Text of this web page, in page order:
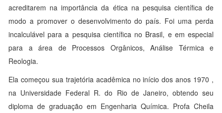
acreditarem na importância da ética na pesquisa científica de
modo a promover o desenvolvimento do país. Foi uma perda
incalculável para a pesquisa científica no Brasil, e em especial
para a área de Processos Orgânicos, Análise Térmica e
Reologia.
Ela começou sua trajetória acadêmica no início dos anos 1970 ,
na Universidade Federal R. do Rio de Janeiro, obtendo seu
diploma de graduação em Engenharia Química. Profa Cheila